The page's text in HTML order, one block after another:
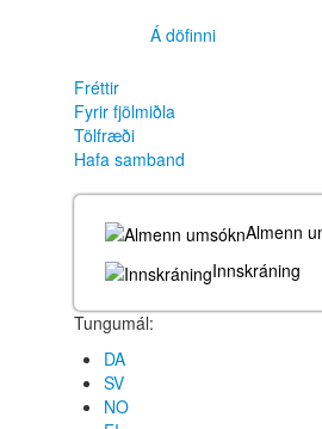
Á döfinni
Fréttir
Fyrir fjölmiðla
Tölfræði
Hafa samband
Almenn
Innskráning
Tungumál:
DA
SV
NO